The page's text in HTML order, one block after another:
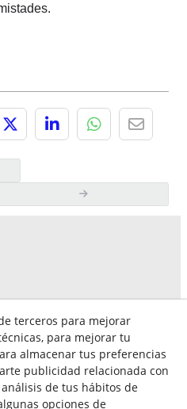
terceros para mejorar
para mejorar tu
almacenar tus preferencias
publicidad relacionada con
de tus hábitos de
opciones de